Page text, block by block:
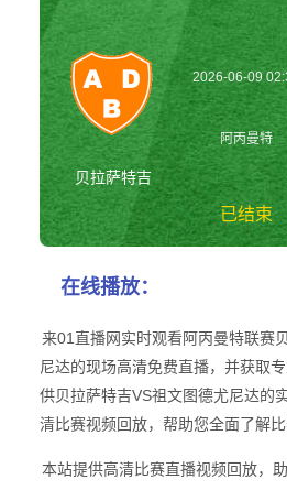
贝拉萨特吉
2026-06-09
阿丙曼特
已结束
在线播放：
来01直播网实时观看阿丙曼特联赛
尼达的现场高清免费直播，并获取
供贝拉萨特吉VS祖文图德尤尼达的
清比赛视频回放，帮助您全面了解比
本站提供高清比赛直播视频回放，